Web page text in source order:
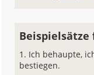
Ich behaupte,
bestiegen.